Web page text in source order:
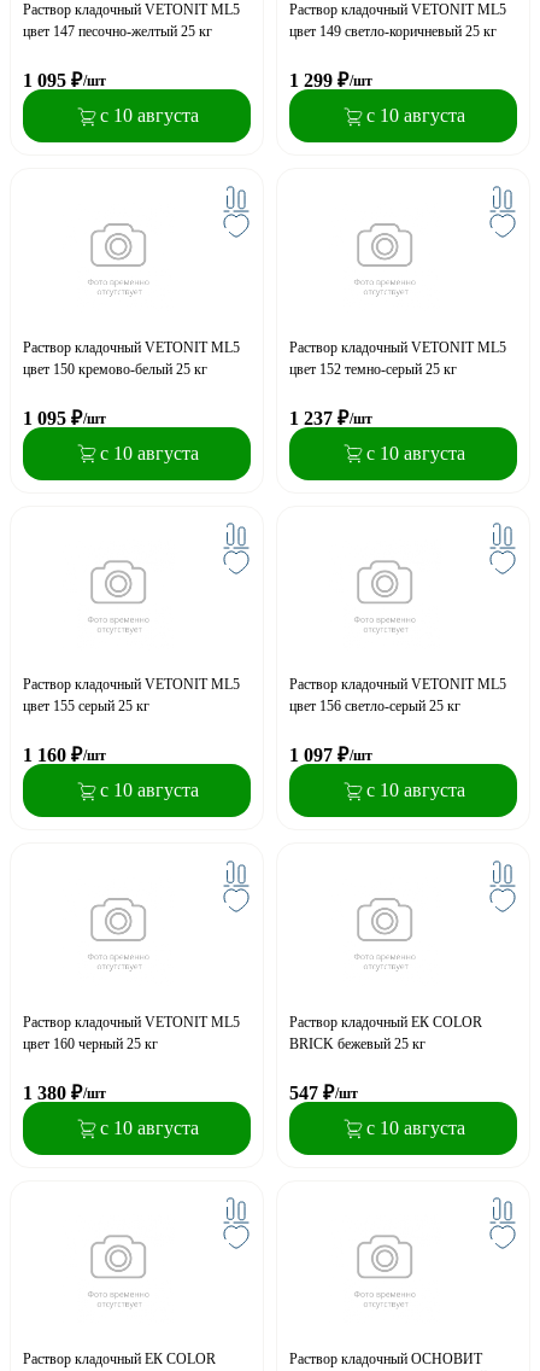
Раствор кладочный VETONIT ML5
цвет 147 песочно-желтый 25 кг
1 095 ₽/шт
с 10 августа
Раствор кладочный VETONIT ML5
цвет 149 светло-коричневый 25 кг
1 299 ₽/шт
с 10 августа
Раствор кладочный VETONIT ML5
цвет 150 кремово-белый 25 кг
1 095 ₽/шт
с 10 августа
Раствор кладочный VETONIT ML5
цвет 152 темно-серый 25 кг
1 237 ₽/шт
с 10 августа
Раствор кладочный VETONIT ML5
цвет 155 серый 25 кг
1 160 ₽/шт
с 10 августа
Раствор кладочный VETONIT ML5
цвет 156 светло-серый 25 кг
1 097 ₽/шт
с 10 августа
Раствор кладочный VETONIT ML5
цвет 160 черный 25 кг
1 380 ₽/шт
с 10 августа
Раствор кладочный ЕК COLOR
BRICK бежевый 25 кг
547 ₽/шт
с 10 августа
Раствор кладочный ЕК COLOR
Раствор кладочный ОСНОВИТ